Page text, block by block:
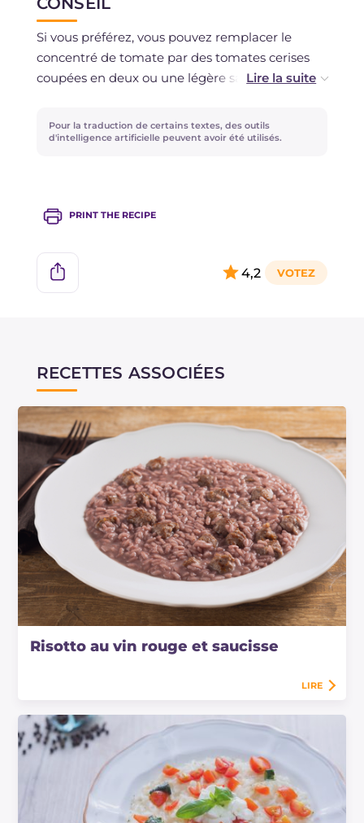
Si vous préférez, vous pouvez remplacer le
concentré de tomate par des tomates cerises
coupées en deux ou une légère sauce tomate.
Pour une touche aromatique, ajoutez du zeste
de citron râpé en fin de cuisson !
Pour la traduction de certains textes, des outils
d'intelligence artificielle peuvent avoir été utilisés.
PRINT THE RECIPE
4,2
RECETTES ASSOCIÉES
Risotto au vin rouge et saucisse
LIRE